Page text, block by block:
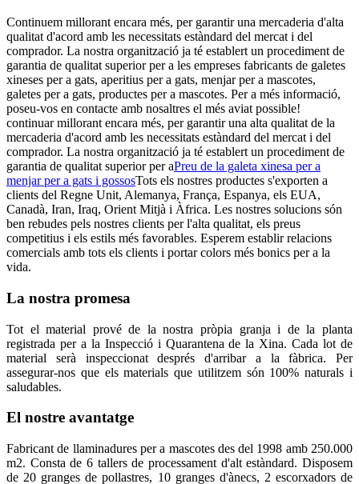
Continuem millorant encara més, per garantir una mercaderia d'alta
qualitat d'acord amb les necessitats estàndard del mercat i del
comprador. La nostra organització ja té establert un procediment de
garantia de qualitat superior per a les empreses fabricants de galetes
xineses per a gats, aperitius per a gats, menjar per a mascotes,
galetes per a gats, productes per a mascotes. Per a més informació,
poseu-vos en contacte amb nosaltres el més aviat possible!
continuar millorant encara més, per garantir una alta qualitat de la
mercaderia d'acord amb les necessitats estàndard del mercat i del
comprador. La nostra organització ja té establert un procediment de
garantia de qualitat superior per aPreu de la galeta xinesa per a
menjar per a gats i gossosTots els nostres productes s'exporten a
clients del Regne Unit, Alemanya, França, Espanya, els EUA,
Canadà, Iran, Iraq, Orient Mitjà i Àfrica. Les nostres solucions són
ben rebudes pels nostres clients per l'alta qualitat, els preus
competitius i els estils més favorables. Esperem establir relacions
comercials amb tots els clients i portar colors més bonics per a la
vida.
La nostra promesa
Tot el material prové de la nostra pròpia granja i de la planta
registrada per a la Inspecció i Quarantena de la Xina. Cada lot de
material serà inspeccionat després d'arribar a la fàbrica. Per
assegurar-nos que els materials que utilitzem són 100% naturals i
saludables.
El nostre avantatge
Fabricant de llaminadures per a mascotes des del 1998 amb 250.000
m2. Consta de 6 tallers de processament d'alt estàndard. Disposem
de 20 granges de pollastres, 10 granges d'ànecs, 2 escorxadors de